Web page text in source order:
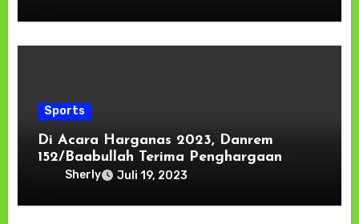
Sports
Di Acara Harganas 2023, Danrem
152/Baabullah Terima Penghargaan
Penanganan Stunting Di Malut
Sherly Juli 19, 2023